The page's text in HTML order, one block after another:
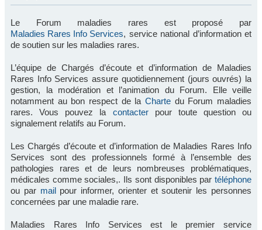
Le Forum maladies rares est proposé par
Maladies Rares Info Services, service national d’information et
de soutien sur les maladies rares.
L’équipe de Chargés d’écoute et d’information de Maladies
Rares Info Services assure quotidiennement (jours ouvrés) la
gestion, la modération et l’animation du Forum. Elle veille
notamment au bon respect de la Charte du Forum maladies
rares. Vous pouvez la contacterpour toute question ou
signalement relatifs au Forum.
Les Chargés d’écoute et d’information de Maladies Rares Info
Services sont des professionnels formé à l’ensemble des
pathologies rares et de leurs nombreuses problématiques,
médicales comme sociales,. Ils sont disponibles par téléphone
ou par mailpour informer, orienter et soutenir les personnes
concernées par une maladie rare.
Maladies Rares Info Services est le premier service